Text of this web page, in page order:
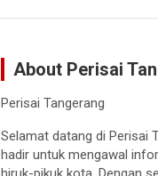
About Perisai
Perisai Tangerang
Selamat datang di Perisai
hadir untuk mengawal